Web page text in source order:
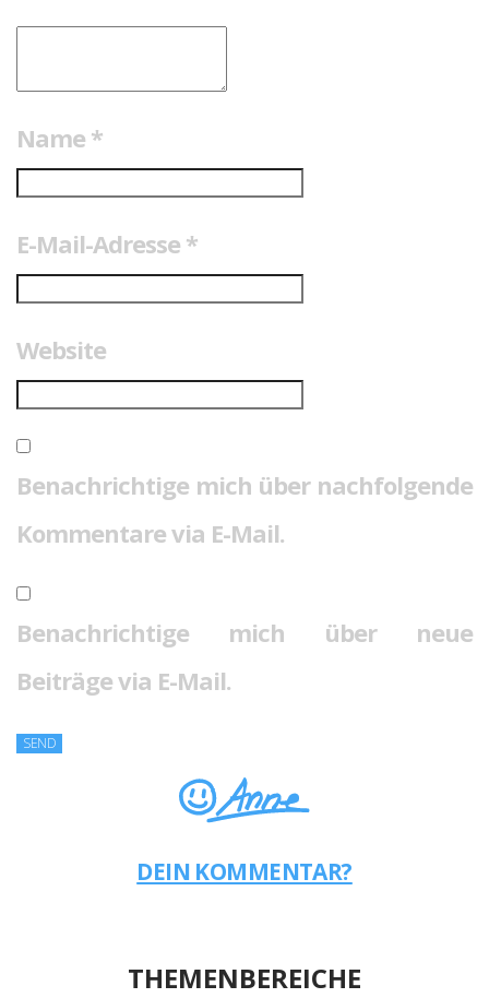
Name *
E-Mail-Adresse *
Website
Benachrichtige mich über nachfolgende
Kommentare via E-Mail.
Benachrichtige mich über neue
Beiträge via E-Mail.
DEIN KOMMENTAR?
THEMENBEREICHE